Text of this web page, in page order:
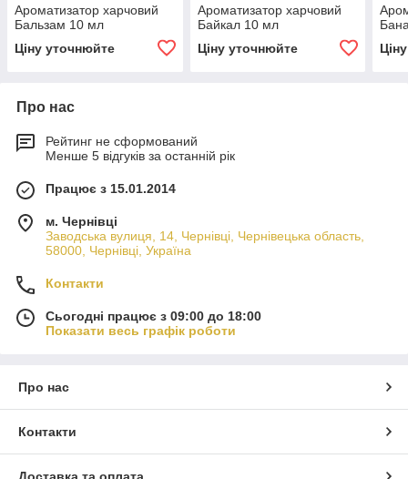
Ароматизатор харчовий
Бальзам 10 мл
Ціну уточнюйте
Ароматизатор харчовий
Байкал 10 мл
Ціну уточнюйте
Про нас
Рейтинг не сформований
Менше 5 відгуків за останній рік
Працює з 15.01.2014
м. Чернівці
Заводська вулиця, 14, Чернівці, Чернівецька область,
58000, Чернівці, Україна
Контакти
Сьогодні працює з 09:00 до 18:00
Показати весь графік роботи
Про нас
Контакти